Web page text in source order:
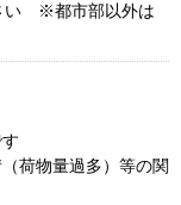
い ※都市部以外は
荷物量過多）等の関